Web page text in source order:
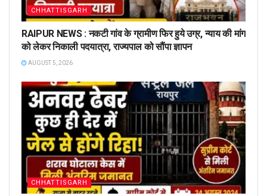
CHHATTISGARH
RAIPUR NEWS : नकटी गांव के ग्रामीण फिर हुये उग्र, न्याय की मांग
को लेकर निकाली पदयात्रा, राज्यपाल को सौंपा ज्ञापन
AUGUST 5, 2026
CHHATTISGARH